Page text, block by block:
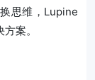
思维，Lupine
案。